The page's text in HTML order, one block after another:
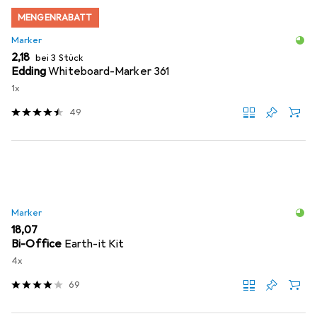
MENGENRABATT
Marker
EUR
2,18 bei 3 Stück
EddingWhiteboard-Marker 361
1x
49
Marker
EUR
18,07
Bi-Office Earth-it Kit
4x
69